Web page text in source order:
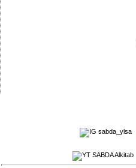
sabda_ylsa
SABDA Alkitab